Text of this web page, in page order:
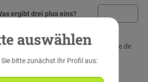
ergibt drei plus eins?
Richtlinienvon StadtRallye.de
auswählen
Sie bitte zunächst Ihr Profil aus: